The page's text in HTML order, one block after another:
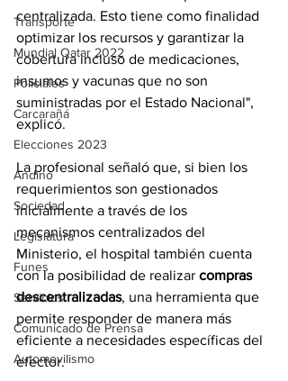
Transporte
Mundial Qatar 2022
Policiales
Carcarañá
Elecciones 2023
Andino
Sociedad
Legislatura
Funes
Servicios
Comunicado de Prensa
Automovilismo
centralizada. Esto tiene como finalidad
optimizar los recursos y garantizar la
cobertura incluso de medicaciones,
insumos y vacunas que no son
suministradas por el Estado Nacional",
explicó.
La profesional señaló que, si bien los
requerimientos son gestionados
inicialmente a través de los
mecanismos centralizados del
Ministerio, el hospital también cuenta
con la posibilidad de realizar compras
descentralizadas, una herramienta que
permite responder de manera más
eficiente a necesidades específicas del
efector.